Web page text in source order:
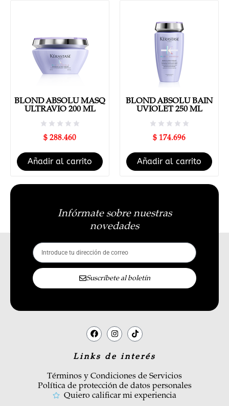
BLOND ABSOLU MASQ
ULTRAVIO 200 ML
$ 288.460
Añadir al carrito
BLOND ABSOLU BAIN
UVIOLET 250 ML
$ 174.696
Añadir al carrito
Infórmate sobre nuestras
novedades
Suscríbete al boletín
Links de interés
Términos y Condiciones de Servicios
Política de protección de datos personales
Quiero calificar mi experiencia